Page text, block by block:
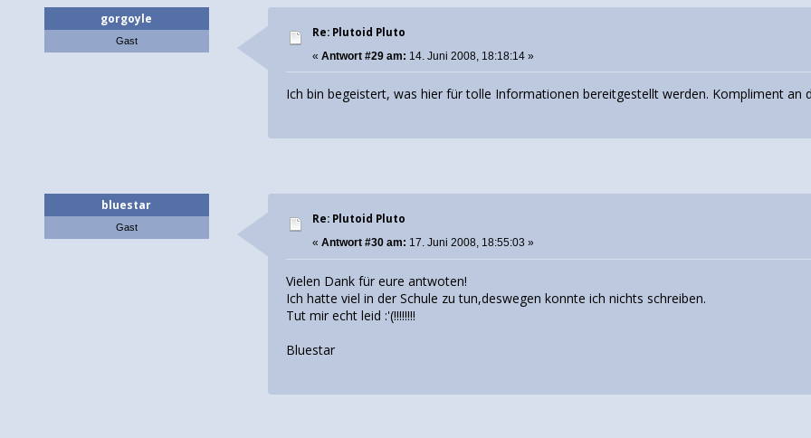
gorgoyle
Gast
Re: Plutoid Pluto
«Antwort #29 am: 14. Juni 2008, 18:18:14 »
Ich bin begeistert, was hier für tolle Informationen bereitgestellt werden. Kompliment an
bluestar
Gast
Re: Plutoid Pluto
«Antwort #30 am: 17. Juni 2008, 18:55:03 »
Vielen Dank für eure antwoten!
Ich hatte viel in der Schule zu tun,deswegen konnte ich nichts schreiben.
Tut mir echt leid :'(!!!!!!!!
Bluestar